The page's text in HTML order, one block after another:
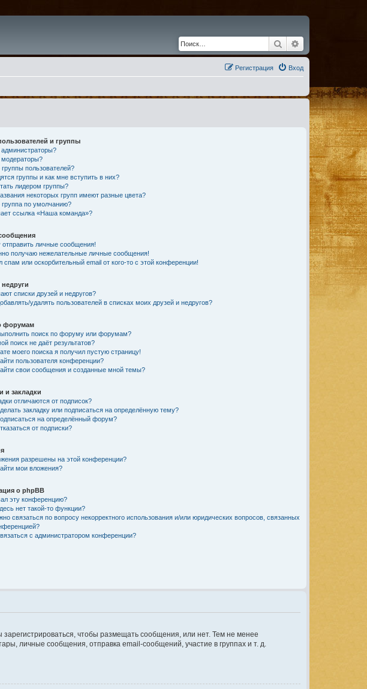
Поиск
Вход
Регистрация
и группы
администраторы?
модераторы?
группы пользователей?
группы и как мне вступить в них?
лидером группы?
некоторых групп имеют разные цвета?
группа по умолчанию?
ссылка «Наша команда»?
отправить личные сообщения!
получаю нежелательные личные сообщения!
спам или оскорбительный email от кого-то с этой конференции!
списки друзей и недругов?
удалять пользователей в списках моих друзей и недругов?
форумам
поиск по форуму или форумам?
поиск не даёт результатов?
моего поиска я получил пустую страницу!
пользователя конференции?
свои сообщения и созданные мной темы?
и закладки
отличаются от подписок?
закладку или подписаться на определённую тему?
на определённый форум?
от подписки?
разрешены на этой конференции?
мои вложения?
о phpBB
эту конференцию?
нет такой-то функции?
связаться по вопросу некорректного использования и/или юридических вопросов, связанных
с администратором конференции?
чтобы размещать сообщения, или нет. Тем не менее
личные сообщения, отправка email-сообщений, участие в группах и т. д.